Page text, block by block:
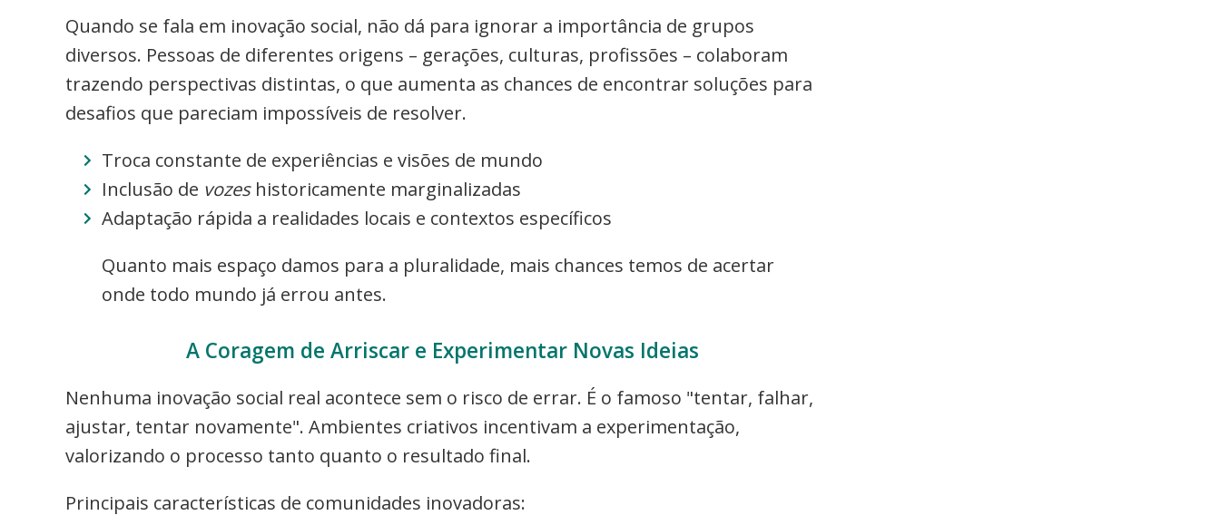
Quando se fala em inovação social, não dá para ignorar a importância de grupos
diversos. Pessoas de diferentes origens – gerações, culturas, profissões – colaboram
trazendo perspectivas distintas, o que aumenta as chances de encontrar soluções para
desafios que pareciam impossíveis de resolver.
Troca constante de experiências e visões de mundo
Inclusão de vozeshistoricamente marginalizadas
Adaptação rápida a realidades locais e contextos específicos
Quanto mais espaço damos para a pluralidade, mais chances temos de acertar
onde todo mundo já errou antes.
A Coragem de Arriscar e Experimentar Novas Ideias
Nenhuma inovação social real acontece sem o risco de errar. É o famoso "tentar, falhar,
ajustar, tentar novamente". Ambientes criativos incentivam a experimentação,
valorizando o processo tanto quanto o resultado final.
Principais características de comunidades inovadoras: